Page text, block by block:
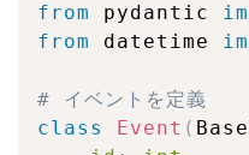
from pydantic
from
datetime
# イベントを定義
class
Event (